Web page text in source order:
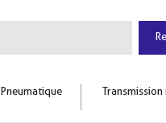
Pneumatique Transmission